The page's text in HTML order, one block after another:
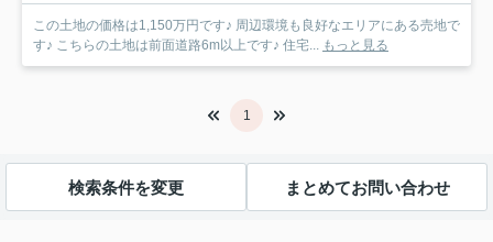
この土地の価格は1,150万円です♪ 周辺環境も良好なエリアにある売地で
す♪ こちらの土地は前面道路6m以上です♪ 住宅... もっと見る
1
検索条件を変更 まとめてお問い合わせ